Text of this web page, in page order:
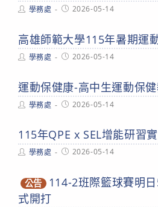
Post學務處
Post2026-05-14
高雄師範大學115年暑期運
Post學務處
Post2026-05-14
運動保健康-高中生運動保
Post學務處
Post2026-05-14
115年QPE x SEL增能研習
Post學務處
Post2026-05-14
公告
114-2班際籃球賽明
式開打